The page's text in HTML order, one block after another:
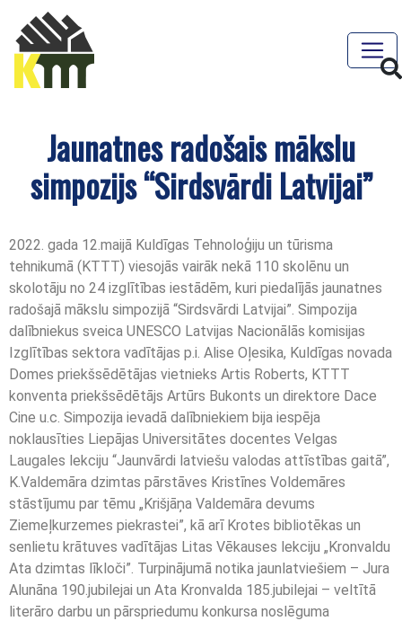
Jaunatnes radošais mākslu
simpozijs “Sirdsvārdi Latvijai”
2022. gada 12.maijā Kuldīgas Tehnoloģiju un tūrisma
tehnikumā (KTTT) viesojās vairāk nekā 110 skolēnu un
skolotāju no 24 izglītības iestādēm, kuri piedalījās jaunatnes
radošajā mākslu simpozijā “Sirdsvārdi Latvijai”. Simpozija
dalībniekus sveica UNESCO Latvijas Nacionālās komisijas
Izglītības sektora vadītājas p.i. Alise Oļesika, Kuldīgas novada
Domes priekšsēdētājas vietnieks Artis Roberts, KTTT
konventa priekšsēdētājs Artūrs Bukonts un direktore Dace
Cine u.c. Simpozija ievadā dalībniekiem bija iespēja
noklausīties Liepājas Universitātes docentes Velgas
Laugales lekciju “Jaunvārdi latviešu valodas attīstības gaitā”,
K.Valdemāra dzimtas pārstāves Kristīnes Voldemāres
stāstījumu par tēmu „Krišjāņa Valdemāra devums
Ziemeļkurzemes piekrastei”, kā arī Krotes bibliotēkas un
senlietu krātuves vadītājas Litas Vēkauses lekciju „Kronvaldu
Ata dzimtas līkloči”. Turpinājumā notika jaunlatviešiem – Jura
Alunāna 190.jubilejai un Ata Kronvalda 185.jubilejai – veltītā
literāro darbu un pārspriedumu konkursa noslēguma